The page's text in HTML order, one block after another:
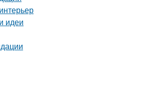
идеи